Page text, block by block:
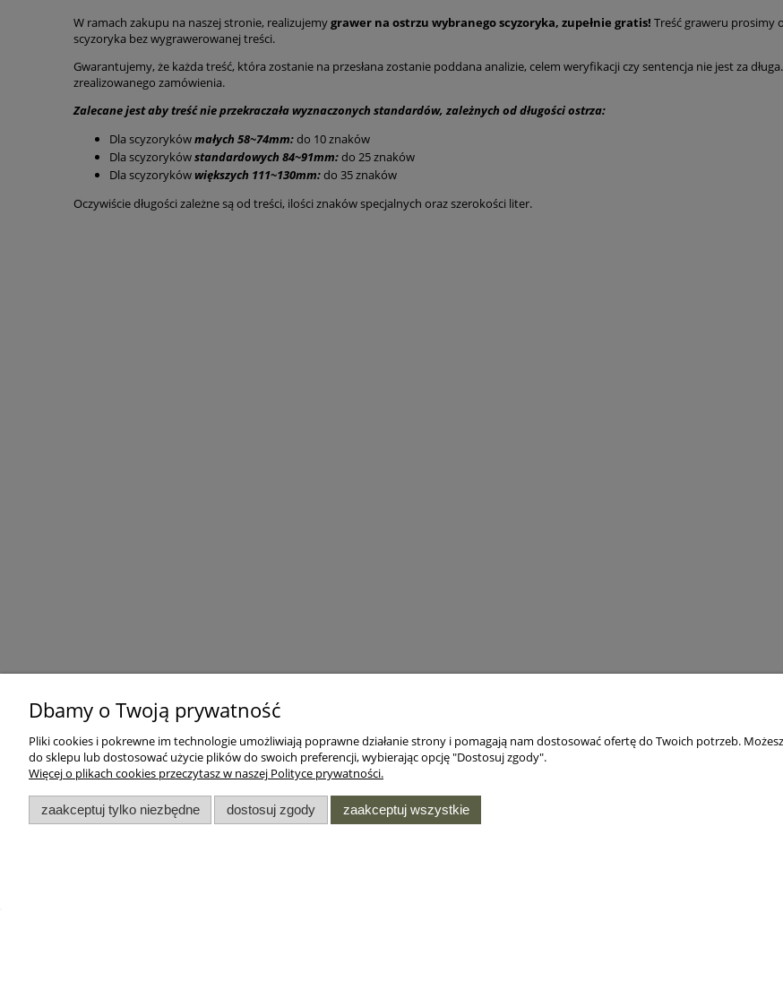
W ramach zakupu na naszej stronie, realizujemygrawer na ostrzu wybranego scyzoryka, zupełnie gratis! Treść graweru prosimy
scyzoryka bez wygrawerowanej treści.
Gwarantujemy, że każda treść, która zostanie na przesłana zostanie poddana analizie, celem weryfikacji czy sentencja nie jest za
zrealizowanego zamówienia.
Zalecane jest aby treść nie przekraczała wyznaczonych standardów, zależnych od długości ostrza:
Dla scyzorykówmałych 58~74mm:do 10 znaków
Dla scyzorykówstandardowych 84~91mm:do 25 znaków
Dla scyzorykówwiększych 111~130mm:do 35 znaków
Oczywiście długości zależne są od treści, ilości znaków specjalnych oraz szerokości liter.
Dbamy o Twoją prywatność
Pliki cookies i pokrewne im technologie umożliwiają poprawne działanie strony i pomagają nam dostosować ofertę do Twoich potrzeb.
do sklepu lub dostosować użycie plików do swoich preferencji, wybierając opcję "Dostosuj zgody".
Więcej o plikach cookies przeczytasz w naszej Polityce prywatności.
zaakceptuj tylko niezbędne dostosuj zgody zaakceptuj wszystkie